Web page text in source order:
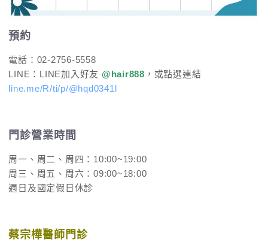
預約
電話：02-2756-5558
LINE：LINE加入好友 @hair888 ，或點選連結
line.me/R/ti/p/@hqd0341l
門診營業時間
周一、周二、周四：10:00~19:00
周三、周五、周六：09:00~18:00
週日及國定假日休診
蔡宗樺醫師門診